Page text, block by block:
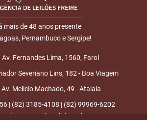
mais de 48 anos presente
Pernambuco e Sergipe!
Av. Fernandes Lima, 1560, Farol
Severiano Lins, 182 - Boa Viagem
Av. Melicio Machado, 49 - Atalaia
| (82) 3185-4108 | (82) 99969-6202
a Sexta das 8h às 18h